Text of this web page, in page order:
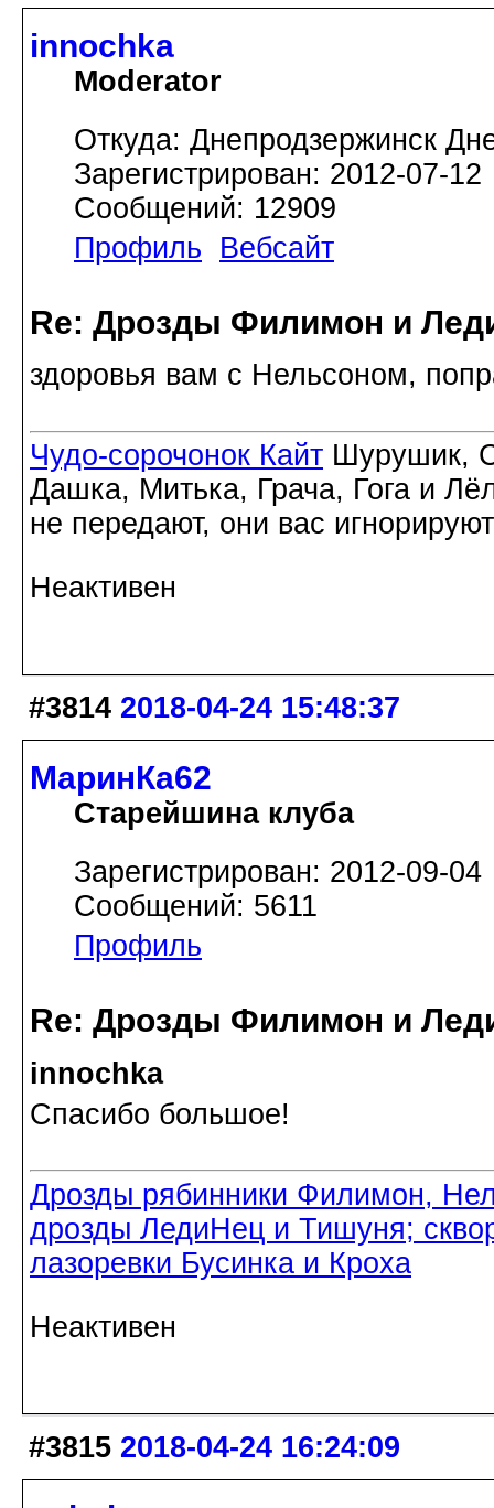
innochka
Moderator
Откуда: Днепродзержинск
Зарегистрирован: 2012-07-12
Сообщений: 12909
Профиль
Вебсайт
Re: Дрозды Филимон и
здоровья вам с Нельсоном,
Чудо-сорочонок Кайт Шурушик,
Дашка, Митька, Грача, Гога и
не передают, они вас игнорируют
Неактивен
#3814 2018-04-24 15:48:37
МаринКа62
Старейшина клуба
Зарегистрирован: 2012-09-04
Сообщений: 5611
Профиль
Re: Дрозды Филимон и
innochka
Спасибо большое!
Дрозды рябинники Филимон,
дрозды ЛедиНец и Тишуня;
лазоревки Бусинка и Кроха
Неактивен
#3815 2018-04-24 16:24:09